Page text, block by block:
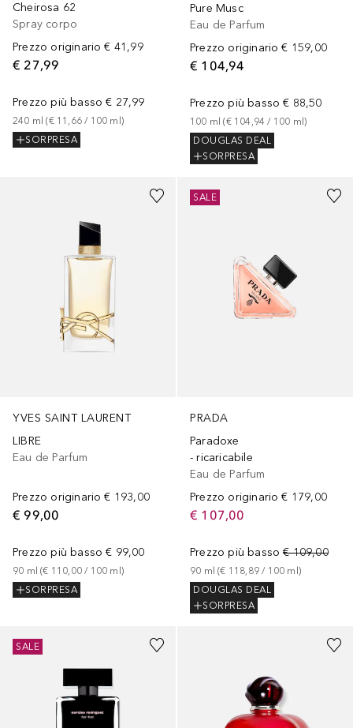
Cheirosa 62
Spray corpo
Prezzo originario € 41,99
€ 27,99
Prezzo più basso € 27,99
240 ml (€ 11,66 / 100 ml )
SORPRESA
Pure Musc
Eau de Parfum
Prezzo originario € 159,00
€ 104,94
Prezzo più basso € 88,50
100 ml (€ 104,94 / 100 ml)
DOUGLAS DEAL
SORPRESA
YVES SAINT LAURENT
LIBRE
Eau de Parfum
Prezzo originario € 193,00
€ 99,00
Prezzo più basso € 99,00
90 ml (€ 110,00 / 100 ml )
SORPRESA
PRADA
Paradoxe
- ricaricabile
Eau de Parfum
Prezzo originario € 179,00
€ 107,00
Prezzo più basso € 109,00
90 ml (€ 118,89 / 100 ml )
DOUGLAS DEAL
SORPRESA
SALE
SALE